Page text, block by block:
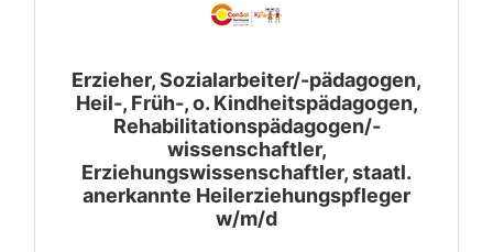
Erzieher, Sozialarbeiter/-pädagogen,
Heil-, Früh-, o. Kindheitspädagogen,
Rehabilitationspädagogen/-
wissenschaftler,
Erziehungswissenschaftler, staatl.
anerkannte Heilerziehungspfleger
w/m/d